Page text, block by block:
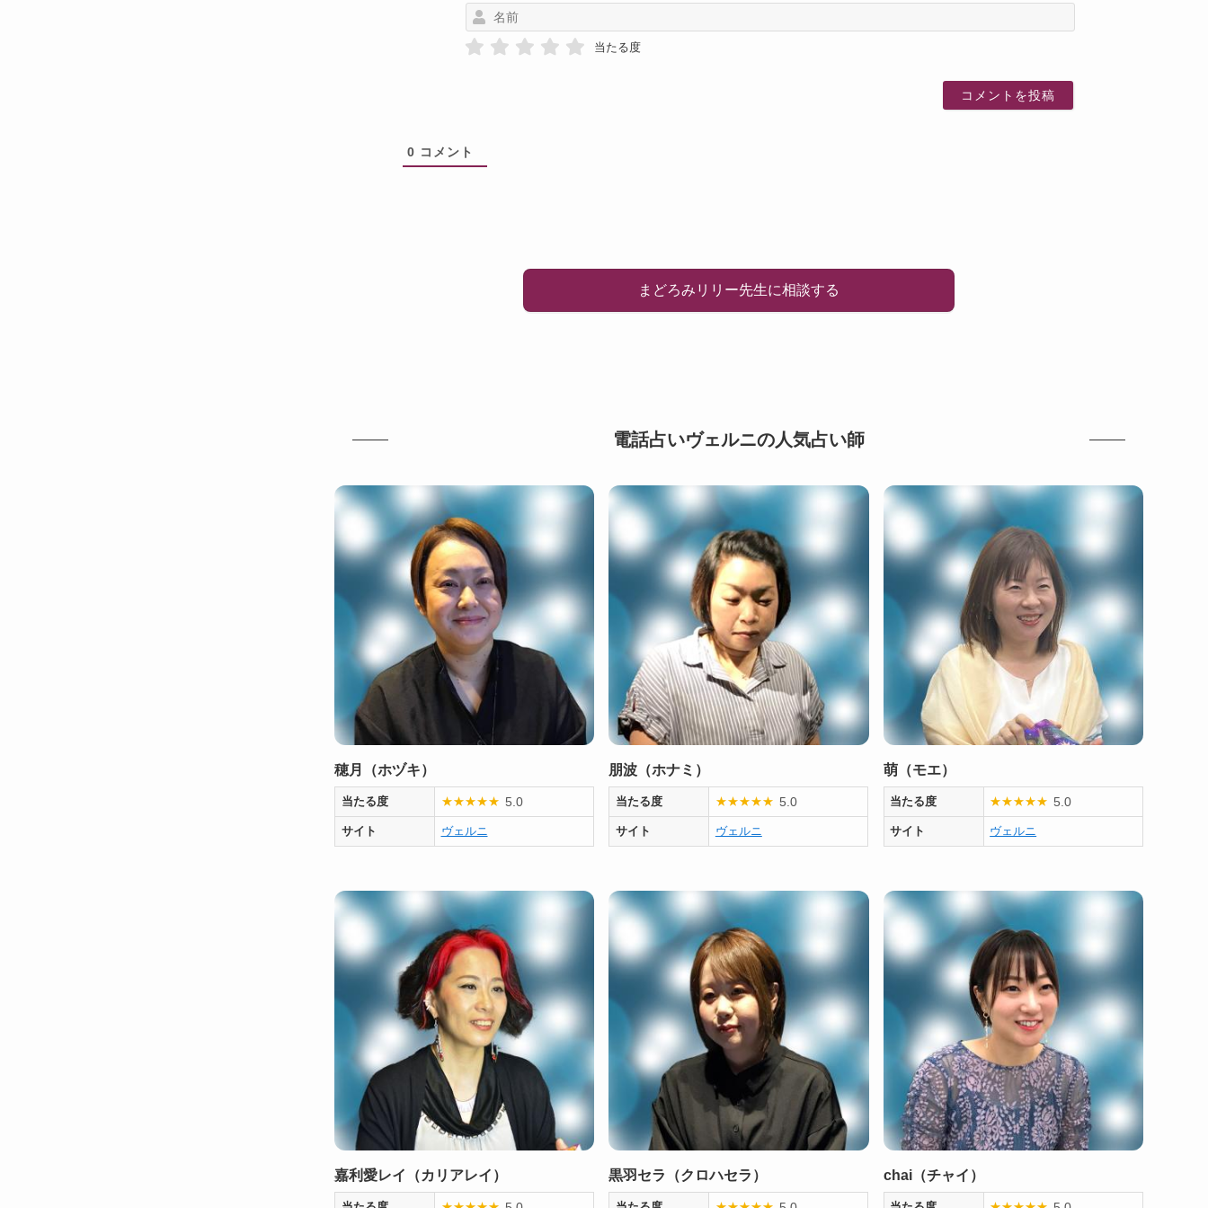
前
当たる度
0 コメント
まどろみリリー先生に相談する
電話占いヴェルニの人気占い師
穂月（ホヅキ）
当たる度 ★★★★★ 5.0
サイト ヴェルニ
朋波（ホナミ）
当たる度 ★★★★★ 5.0
サイト ヴェルニ
萌（モエ）
当たる度 ★★★★★ 5.0
サイト ヴェルニ
嘉利愛レイ（カリアレイ） 黒羽セラ（クロハセラ） chai（チャイ）